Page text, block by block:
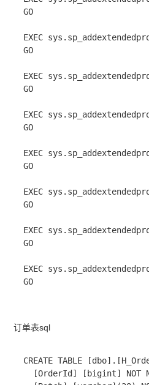
  GO
EXEC
  GO
EXEC
  GO
EXEC
  GO
EXEC
  GO
EXEC
  GO
EXEC
  GO
EXEC
  GO
订单表sql
CREATE TABLE
[OrderId] [bigint] NOT